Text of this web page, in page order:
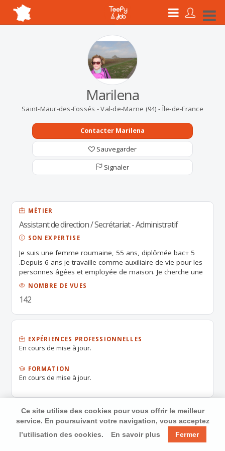
Marilena
Saint-Maur-des-Fossés - Val-de-Marne (94) - Île-de-France
Contacter Marilena
Sauvegarder
Signaler
MÉTIER
Assistant de direction / Secrétariat - Administratif
SON EXPERTISE
Je suis une femme roumaine, 55 ans, diplômée bac+ 5
.Depuis 6 ans je travaille comme auxiliaire de vie pour les
personnes âgées et employée de maison. Je cherche une
emploi bilingue roumaine.
NOMBRE DE VUES
142
EXPÉRIENCES PROFESSIONNELLES
En cours de mise à jour.
FORMATION
En cours de mise à jour.
Ce site utilise des cookies pour vous offrir le meilleur
service. En poursuivant votre navigation, vous acceptez
l’utilisation des cookies.
En savoir plus Fermer